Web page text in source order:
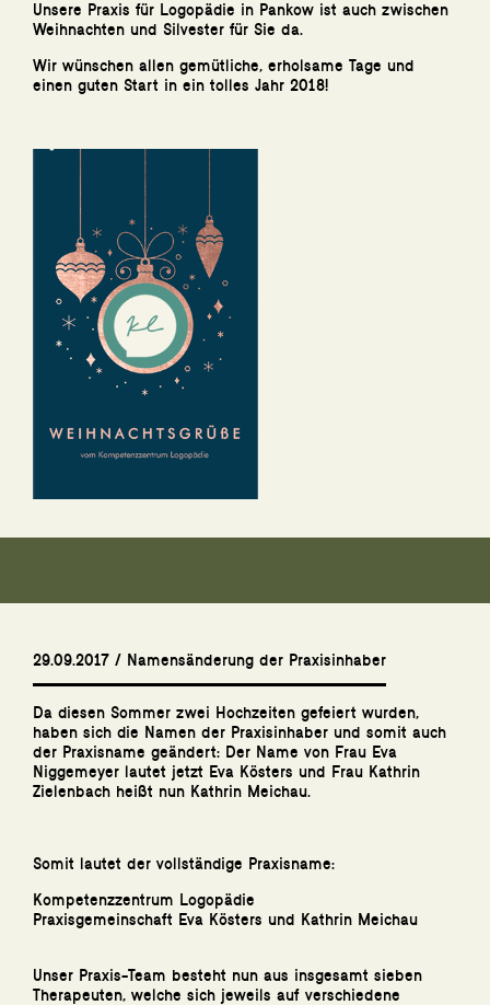
Unsere Praxis für Logopädie in Pankow ist auch zwischen
Weihnachten und Silvester für Sie da.
Wir wünschen allen gemütliche, erholsame Tage und
einen guten Start in ein tolles Jahr 2018!
29.09.2017 / Namensänderung der Praxisinhaber
Da diesen Sommer zwei Hochzeiten gefeiert wurden,
haben sich die Namen der Praxisinhaber und somit auch
der Praxisname geändert: Der Name von Frau Eva
Niggemeyer lautet jetzt Eva Kösters und Frau Kathrin
Zielenbach heißt nun Kathrin Meichau.
Somit lautet der vollständige Praxisname:
Kompetenzzentrum Logopädie
Praxisgemeinschaft Eva Kösters und Kathrin Meichau
Unser Praxis-Team besteht nun aus insgesamt sieben
Therapeuten, welche sich jeweils auf verschiedene